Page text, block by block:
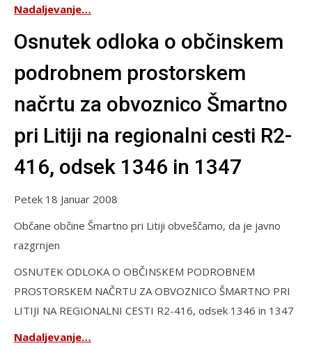
Nadaljevanje…
Osnutek odloka o občinskem
podrobnem prostorskem
načrtu za obvoznico Šmartno
pri Litiji na regionalni cesti R2-
416, odsek 1346 in 1347
Petek 18 Januar 2008
Občane občine Šmartno pri Litiji obveščamo, da je javno
razgrnjen
OSNUTEK ODLOKA O OBČINSKEM PODROBNEM
PROSTORSKEM NAČRTU ZA OBVOZNICO ŠMARTNO PRI
LITIJI NA REGIONALNI CESTI R2-416, odsek 1346 in 1347
Nadaljevanje…